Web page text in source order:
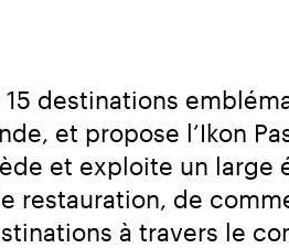
destinations
et propose l’Ikon
et exploite un large
restauration, de
à travers le